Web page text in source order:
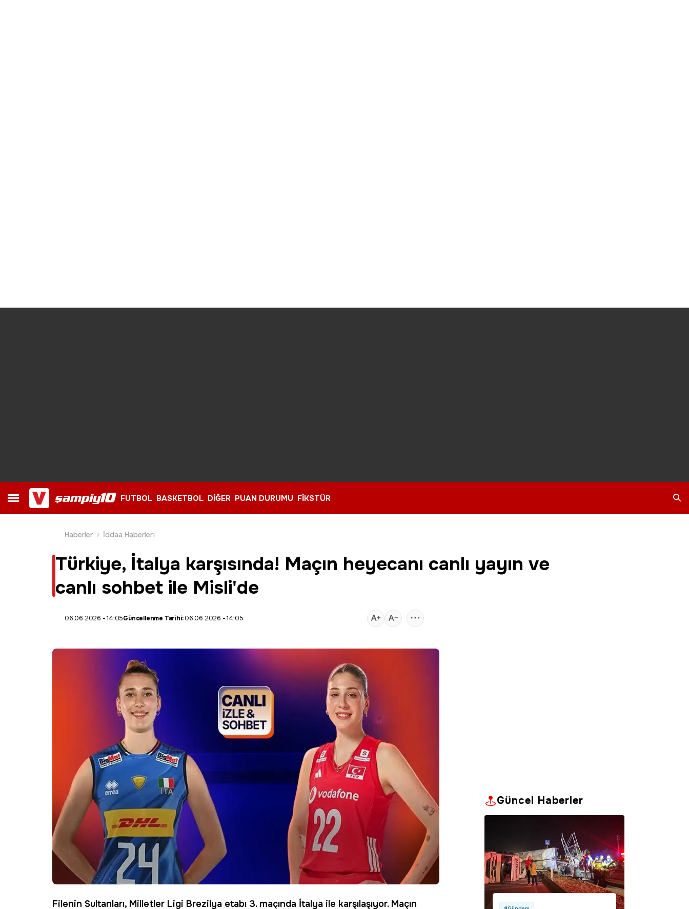
FUTBOL BASKETBOL DİĞER PUAN DURUMU FİKSTÜR
Haberler
İddaa Haberleri
Türkiye, İtalya karşısında! Maçın heyecanı canlı yayın ve
canlı sohbet ile Misli'de
06.06.2026 - 14:05Güncellenme Tarihi:06.06.2026 - 14:05
Filenin Sultanları, Milletler Ligi Brezilya etabı 3. maçında İtalya ile karşılaşıyor. Maçın
Güncel Haberler